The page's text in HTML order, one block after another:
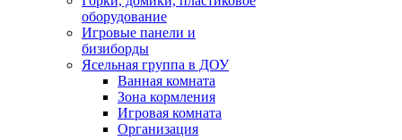
оборудование
Игровые панели и
бизиборды
Ясельная группа в ДОУ
Ванная комната
Зона кормления
Игровая комната
Организация